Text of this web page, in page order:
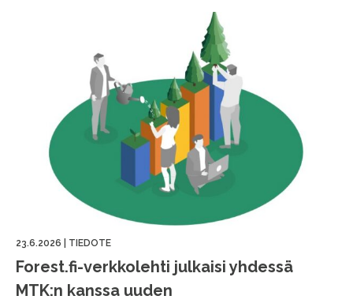
23.6.2026 TIEDOTE
Forest.fi-verkkolehti julkaisi yhdessä
MTK:n kanssa uuden